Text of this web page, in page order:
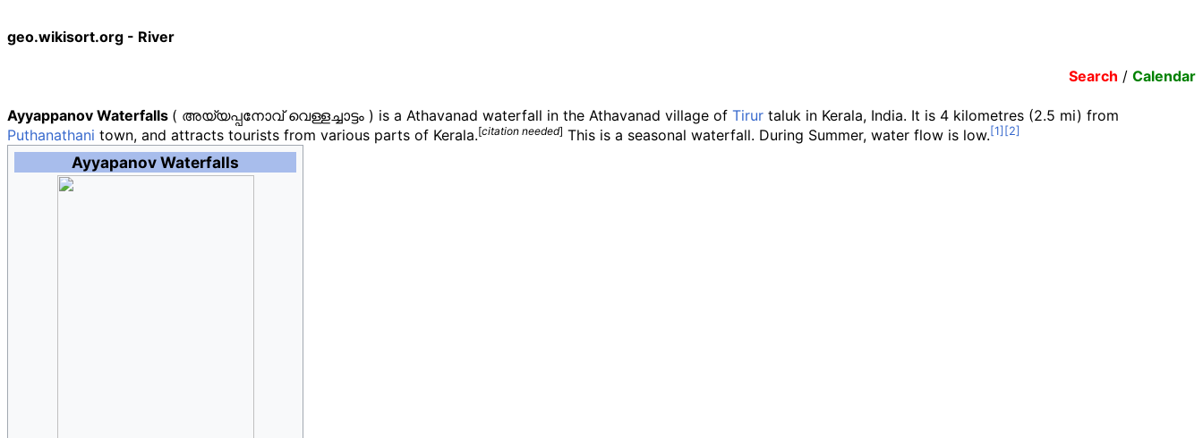
geo.wikisort.org - River
Search / Calendar
Ayyappanov Waterfalls ( അയ്യപ്പനോവ്‌ വെള്ളച്ചാട്ടം ) is a Athavanad waterfall in the Athavanad village of Tirur taluk in Kerala, India. It is 4 kilometres (2.5 mi) from
Puthanathani town, and attracts tourists from various parts of Kerala.[citation needed] This is a seasonal waterfall. During Summer, water flow is low.
Ayyapanov Waterfalls